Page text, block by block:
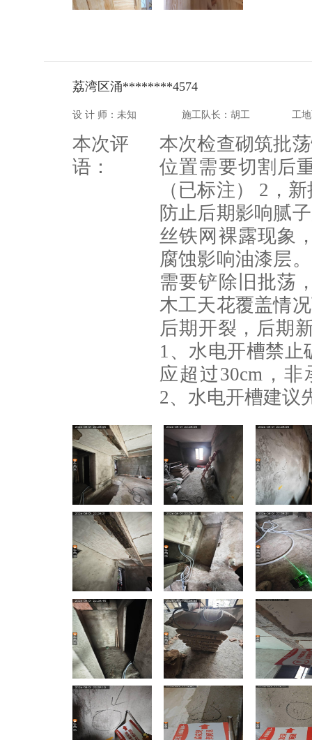
荔湾区涌********4574
设 计 师：未知 施工队长：胡工 工
本次评
语：
本次检查砌筑批
位置需要切割后
（已标注） 2，
防止后期影响腻
丝铁网裸露现象
腐蚀影响油漆层
需要铲除旧批荡
木工天花覆盖情
后期开裂，后期
1、水电开槽禁
应超过30cm，
2、水电开槽建议